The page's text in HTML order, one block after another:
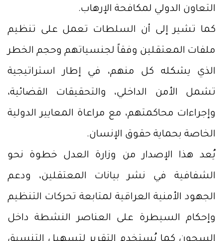
التعاون الدولي لمكافحة الإرهاب.
كما تشير إلى أن السلطات تعمل على تنظيم
ملفات المعتقلين وفقاً لجنسياتهم وحجم الخطر
الذي يشكله كل منهم، في إطار استراتيجية
تشمل الأمن الداخلي، والتحقيقات القضائية،
وإجراءات محاكمتهم، مع مراعاة المعايير الدولية
الخاصة بحماية حقوق الإنسان.
يُعد هذا الإصدار من وزارة العدل خطوة نحو
الشفافية في نشر بيانات المعتقلين، ودعم
الجهود الأمنية العراقية لمتابعة تحركات التنظيم
وإحكام السيطرة على العناصر النشطة داخل